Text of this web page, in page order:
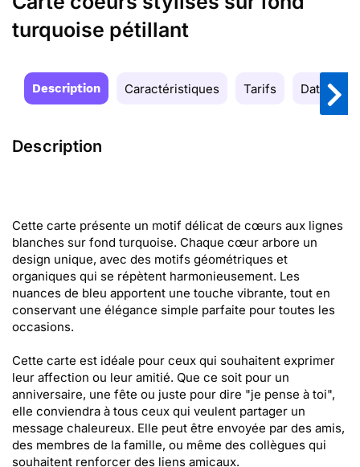
turquoise pétillant
Description Caractéristiques Tarifs Date de
Description
Cette carte présente un motif délicat de cœurs aux lignes
blanches sur fond turquoise. Chaque cœur arbore un
design unique, avec des motifs géométriques et
organiques qui se répètent harmonieusement. Les
nuances de bleu apportent une touche vibrante, tout en
conservant une élégance simple parfaite pour toutes les
occasions.
Cette carte est idéale pour ceux qui souhaitent exprimer
leur affection ou leur amitié. Que ce soit pour un
anniversaire, une fête ou juste pour dire "je pense à toi",
elle conviendra à tous ceux qui veulent partager un
message chaleureux. Elle peut être envoyée par des amis,
des membres de la famille, ou même des collègues qui
souhaitent renforcer des liens amicaux.